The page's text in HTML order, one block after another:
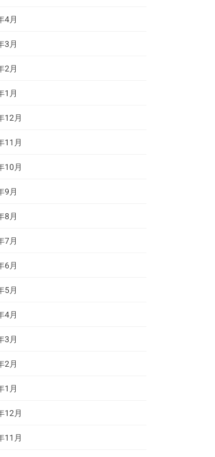
4月
3月
2月
1月
12月
11月
10月
9月
8月
7月
6月
5月
4月
3月
2月
1月
12月
11月